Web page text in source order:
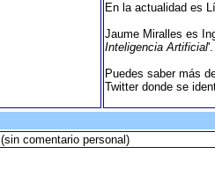
En la actualidad es
Jaume Miralles es
Inteligencia Artificial'.
Puedes saber más
Twitter donde se
(sin comentario personal)